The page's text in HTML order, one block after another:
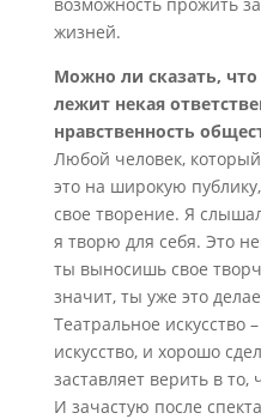
жизней.
Можно ли сказать,
лежит некая
нравственность
Любой человек,
это на широкую
свое творение. Я
я творю для себя. Это
ты выносишь свое
значит, ты уже это
Театральное искусство
искусство, и хорошо
заставляет верить в
И зачастую после